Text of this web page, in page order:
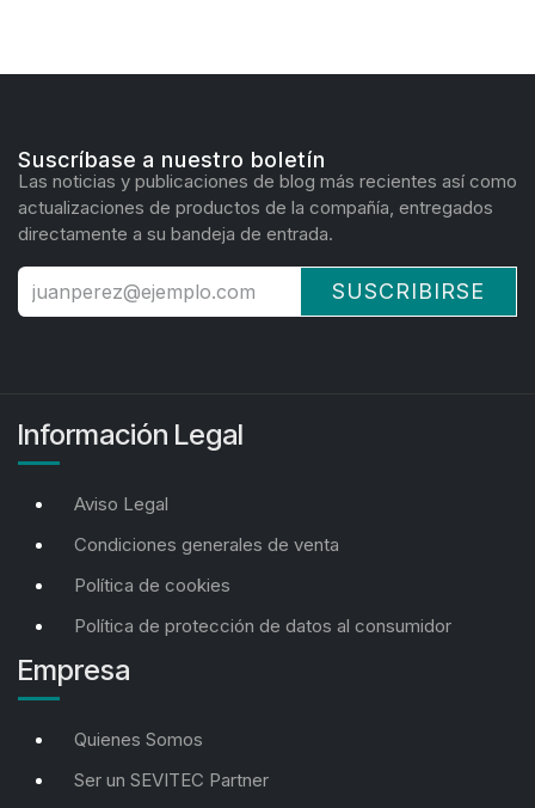
Suscríbase a nuestro boletín
Las noticias y publicaciones de blog más recientes así como
actualizaciones de productos de la compañía, entregados
directamente a su bandeja de entrada.
SUSCRIBIRSE
Información Legal
Aviso Legal
Condiciones generales de venta
Política de cookies
Política de protección de datos al consumidor
Empresa
Quienes Somos
Ser un SEVITEC Partner